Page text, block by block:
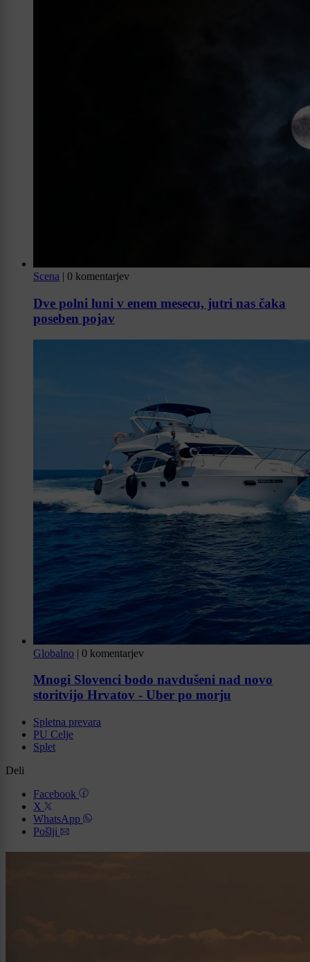
Scena | 0 komentarjev
Dve polni luni v enem mesecu, jutri nas čaka
poseben pojav
Globalno | 0 komentarjev
Mnogi Slovenci bodo navdušeni nad novo
storitvijo Hrvatov - Uber po morju
Spletna prevara
PU Celje
Splet
Deli
Facebook
X
WhatsApp
Pošlji